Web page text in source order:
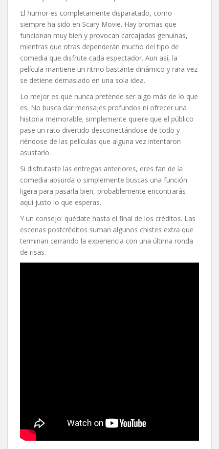
El humor es completamente disparatado, como
siempre ha sido en Scary Movie. Hay bromas que
funcionan muy bien y provocan carcajadas genuinas,
mientras que otras dependerán mucho del tipo de
comedia que disfrute cada espectador. Aun así, la
película mantiene un ritmo bastante dinámico y rara vez
se detiene demasiado en una sola idea.
Lo mejor es que nunca pretende ser algo más de lo que
es. No busca dar mensajes profundos ni ofrecer una
historia memorable; simplemente quiere que el público
pase un rato divertido desconectándose de todo y
riéndose de las películas que alguna vez intentaron
asustarlo.
Si disfrutaste las entregas anteriores, eres fan de la
comedia absurda o simplemente buscas una función
ligera para pasarla bien, probablemente encontrarás
aquí justo lo que esperas.
Y un consejo: quédate hasta el final de los créditos. Las
escenas postcréditos suman algunos chistes extra que
terminan cerrando la experiencia con una última ronda
de risas.